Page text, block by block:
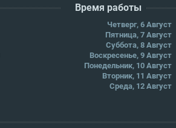
Время работы
Четверг, 6 Август
Пятница, 7 Август
Суббота, 8 Август
Воскресенье, 9 Август
Понедельник, 10 Август
Вторник, 11 Август
Среда, 12 Август